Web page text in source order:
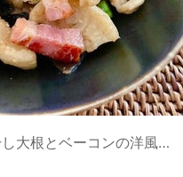
♡ 切り干し大根とベーコンの洋風炒め ♡【 #発酵調味 #塩麹 #お弁当 】